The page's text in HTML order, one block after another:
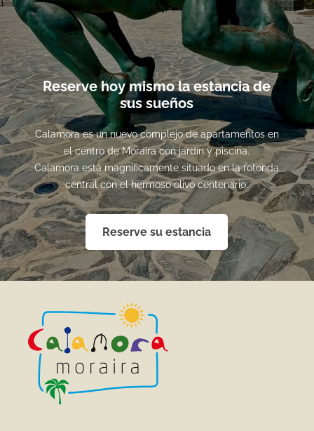
Reserve hoy mismo la estancia de
sus sueños
Calamora es un nuevo complejo de apartamentos en
el centro de Moraira con jardín y piscina.
Calamora está magníficamente situado en la rotonda
central con el hermoso olivo centenario.
Reserve su estancia